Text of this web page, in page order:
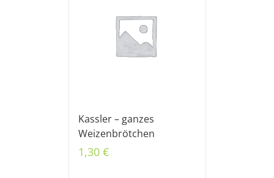
Kassler – ganzes
Weizenbrötchen
1,30 €